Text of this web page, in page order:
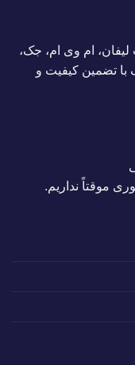
ام وی ام، جک،
با تضمین کیفیت و
موقتاً نداریم.